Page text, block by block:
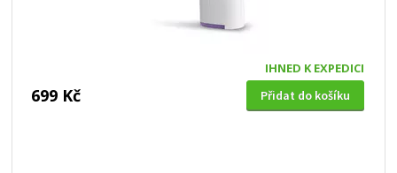
IHNED K EXPEDICI
699 Kč Přidat do košíku